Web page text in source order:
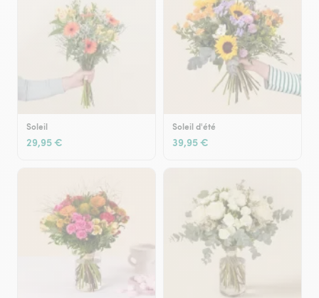
Soleil
29,95 €
Soleil d'été
39,95 €